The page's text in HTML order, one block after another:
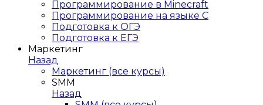
Программирование в Minecraft
Программирование на языке C
Подготовка к ОГЭ
Подготовка к ЕГЭ
Маркетинг
Назад
Маркетинг (все курсы)
SMM
Назад